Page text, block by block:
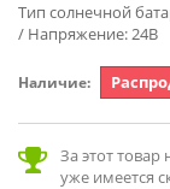
Тип солнечной
/ Напряжение: 24В
Наличие:
За этот
уже имеется